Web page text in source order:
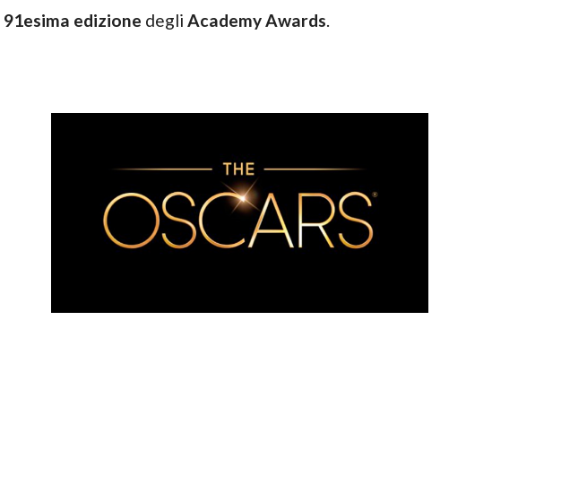
91esima edizione degli Academy Awards.